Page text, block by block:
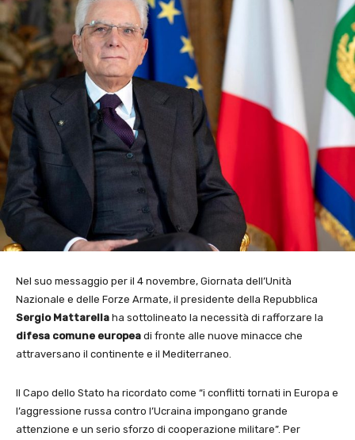
Nel suo messaggio per il 4 novembre, Giornata dell’Unità
Nazionale e delle Forze Armate, il presidente della Repubblica
Sergio Mattarella ha sottolineato la necessità di rafforzare la
difesa comune europea di fronte alle nuove minacce che
attraversano il continente e il Mediterraneo.
Il Capo dello Stato ha ricordato come “i conflitti tornati in Europa e
l’aggressione russa contro l’Ucraina impongano grande
attenzione e un serio sforzo di cooperazione militare”. Per